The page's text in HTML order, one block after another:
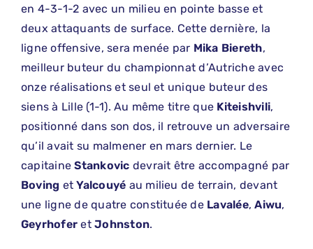
en 4-3-1-2 avec un milieu en pointe basse et
deux attaquants de surface. Cette dernière, la
ligne offensive, sera menée par Mika Biereth,
meilleur buteur du championnat d’Autriche avec
onze réalisations et seul et unique buteur des
siens à Lille (1-1). Au même titre que Kiteishvili,
positionné dans son dos, il retrouve un adversaire
qu’il avait su malmener en mars dernier. Le
capitaineStankovic devrait être accompagné par
Boving etYalcouyé au milieu de terrain, devant
une ligne de quatre constituée de Lavalée,Aiwu,
Geyrhofer etJohnston.